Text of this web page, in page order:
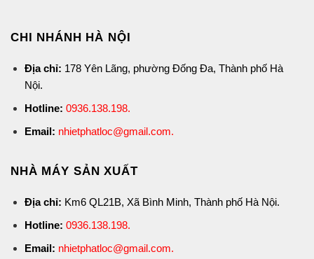
CHI NHÁNH HÀ NỘI
Địa chỉ: 178 Yên Lãng, phường Đống Đa, Thành phố Hà
Nội.
Hotline: 0936.138.198.
Email: nhietphatloc@gmail.com.
NHÀ MÁY SẢN XUẤT
Địa chỉ: Km6 QL21B, Xã Bình Minh, Thành phố Hà Nội.
Hotline: 0936.138.198.
Email: nhietphatloc@gmail.com.